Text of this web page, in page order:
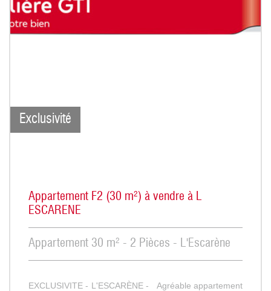
Exclusivité
Appartement F2 (30 m²) à vendre à L
ESCARENE
Appartement 30 m² - 2 Pièces - L'Escarène
EXCLUSIVITE - L'ESCARÈNE - Agréable appartement